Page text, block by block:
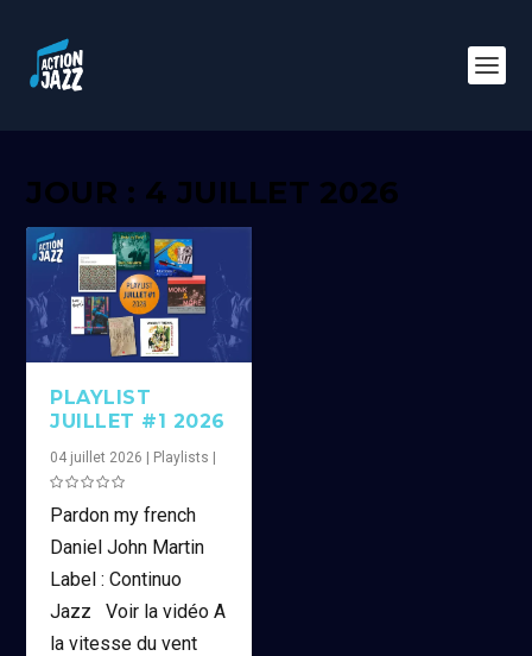
JOUR : 4 JUILLET 2026
PLAYLIST
JUILLET #1 2026
04 juillet 2026 | Playlists |
Pardon my french
Daniel John Martin
Label : Continuo
Jazz Voir la vidéo A
la vitesse du vent